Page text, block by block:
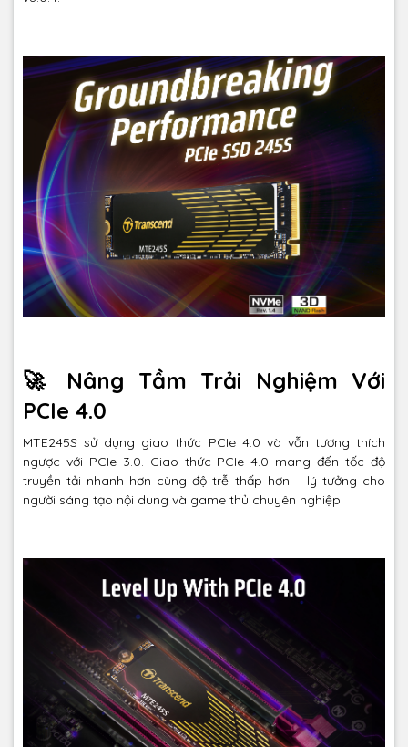
🚀 Nâng Tầm Trải Nghiệm Với
PCIe 4.0
MTE245S sử dụng giao thức PCIe 4.0 và vẫn tương thích
ngược với PCIe 3.0. Giao thức PCIe 4.0 mang đến tốc độ
truyền tải nhanh hơn cùng độ trễ thấp hơn – lý tưởng cho
người sáng tạo nội dung và game thủ chuyên nghiệp.